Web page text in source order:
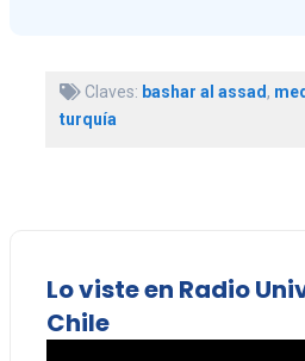
Claves: bashar al assad,
turquía
Lo viste en Radio
Chile